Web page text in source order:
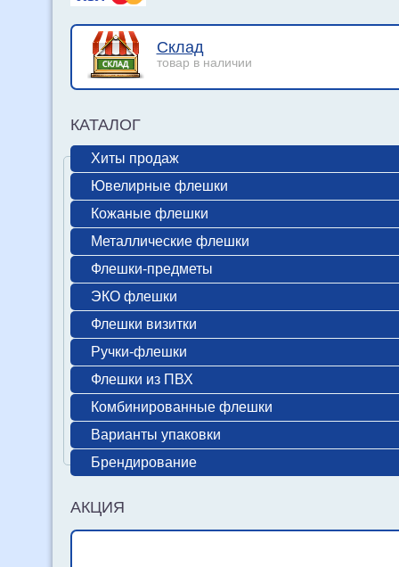
Склад
товар в наличии
КАТАЛОГ
Хиты продаж
Ювелирные флешки
Кожаные флешки
Металлические флешки
Флешки-предметы
ЭКО флешки
Флешки визитки
Ручки-флешки
Флешки из ПВХ
Комбинированные флешки
Варианты упаковки
Брендирование
АКЦИЯ